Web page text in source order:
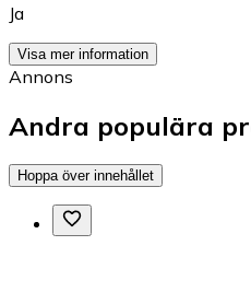
Ja
Visa mer information
Annons
Andra populära
Hoppa över innehållet